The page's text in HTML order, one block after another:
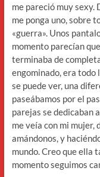
me pareció muy sexy.
me ponga uno, sobre
«guerra». Unos
momento parecían
terminaba de
engominado, era todo
se puede ver, una
paseábamos por el
parejas se dedicaban
me veía con mi mujer,
amándonos, y
mundo. Creo que ella
momento seguimos